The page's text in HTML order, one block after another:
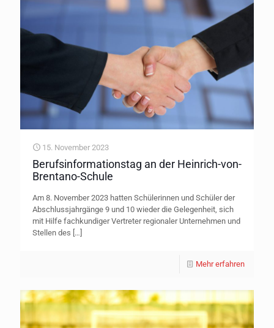
15. November 2023
Berufsinformationstag an der Heinrich-von-
Brentano-Schule
Am 8. November 2023 hatten Schülerinnen und Schüler der
Abschlussjahrgänge 9 und 10 wieder die Gelegenheit, sich
mit Hilfe fachkundiger Vertreter regionaler Unternehmen und
Stellen des […]
Mehr erfahren